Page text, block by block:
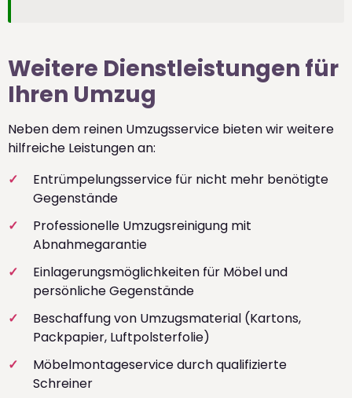
Weitere Dienstleistungen für
Ihren Umzug
Neben dem reinen Umzugsservice bieten wir weitere
hilfreiche Leistungen an:
Entrümpelungsservice für nicht mehr benötigte
Gegenstände
Professionelle Umzugsreinigung mit
Abnahmegarantie
Einlagerungsmöglichkeiten für Möbel und
persönliche Gegenstände
Beschaffung von Umzugsmaterial (Kartons,
Packpapier, Luftpolsterfolie)
Möbelmontageservice durch qualifizierte
Schreiner